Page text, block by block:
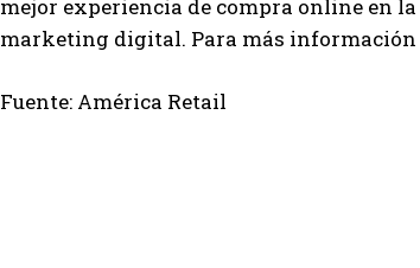
mejor experiencia de compra online en
marketing digital. Para más información
Fuente: América Retail